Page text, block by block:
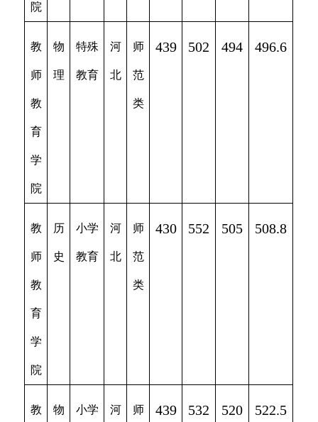
院
教
师
教
育
学
院
物
理
特殊
教育
河
北
师
范
类
439 502 494 496.6
教
师
教
育
学
院
历
史
小学
教育
河
北
师
范
类
430 552 505 508.8
教 物 小学 河 师 439 532 520 522.5